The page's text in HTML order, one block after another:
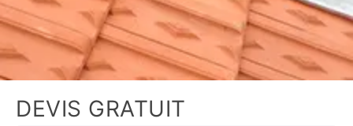
DEVIS GRATUIT